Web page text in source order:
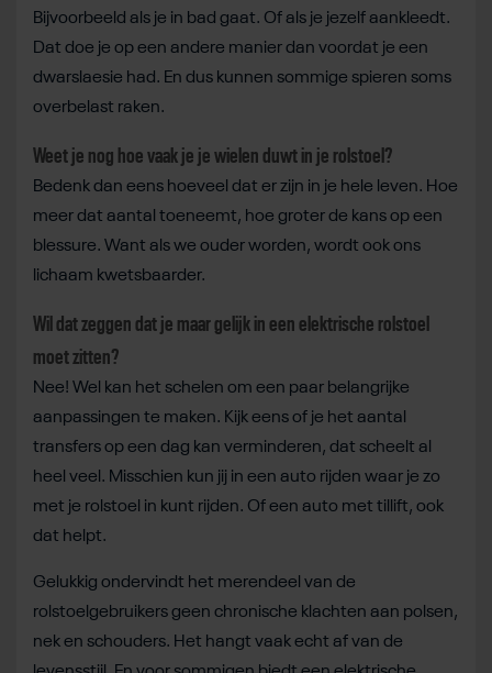
Bijvoorbeeld als je in bad gaat. Of als je jezelf aankleedt.
Dat doe je op een andere manier dan voordat je een
dwarslaesie had. En dus kunnen sommige spieren soms
overbelast raken.
Weet je nog hoe vaak je je wielen duwt in je rolstoel?
Bedenk dan eens hoeveel dat er zijn in je hele leven. Hoe
meer dat aantal toeneemt, hoe groter de kans op een
blessure. Want als we ouder worden, wordt ook ons
lichaam kwetsbaarder.
Wil dat zeggen dat je maar gelijk in een elektrische rolstoel
moet zitten?
Nee! Wel kan het schelen om een paar belangrijke
aanpassingen te maken. Kijk eens of je het aantal
transfers op een dag kan verminderen, dat scheelt al
heel veel. Misschien kun jij in een auto rijden waar je zo
met je rolstoel in kunt rijden. Of een auto met tillift, ook
dat helpt.
Gelukkig ondervindt het merendeel van de
rolstoelgebruikers geen chronische klachten aan polsen,
nek en schouders. Het hangt vaak echt af van de